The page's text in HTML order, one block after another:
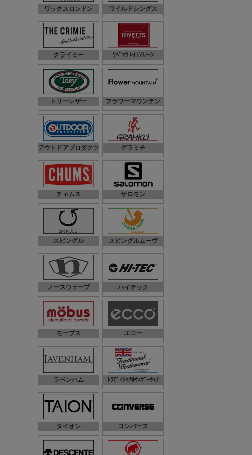
ワックスロンドン ワイルドシングス
クライミー ﾘﾍﾞｯﾂ ﾚｲﾄﾝｽﾄｰﾝ
トリーレザー フラワーマウンテン
アウトドアプロダクツ グラミチ
チャムス サロモン
スピングル スピングルムーヴ
ノースウェーブ ハイテック
モーブス エコー
ラベンハム ﾄﾗﾃﾞｨｼｮﾅﾙｳｪｻﾞｰｳｪｱ
タイオン コンバース